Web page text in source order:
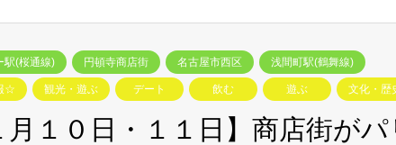
駅(桜通線) 円頓寺商店街 名古屋市西区 浅間町駅(鶴舞線)
☆ 観光・遊ぶ デート 飲む 遊ぶ 文化・歴
月１０日・１１日】商店街が